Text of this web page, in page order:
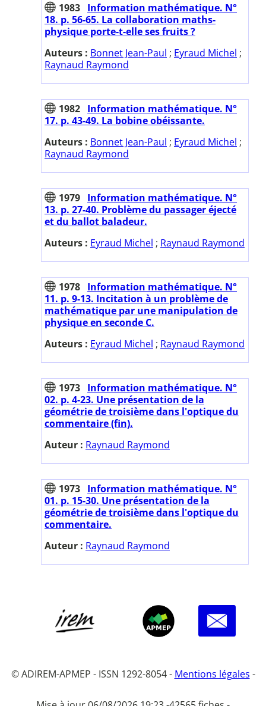
1983 Information mathématique. N°
18. p. 56-65. La collaboration maths-
physique porte-t-elle ses fruits ?
Auteurs : Bonnet Jean-Paul ; Eyraud Michel ;
Raynaud Raymond
1982 Information mathématique. N°
17. p. 43-49. La bobine obéissante.
Auteurs : Bonnet Jean-Paul ; Eyraud Michel ;
Raynaud Raymond
1979 Information mathématique. N°
13. p. 27-40. Problème du passager éjecté
et du ballot baladeur.
Auteurs : Eyraud Michel ; Raynaud Raymond
1978 Information mathématique. N°
11. p. 9-13. Incitation à un problème de
mathématique par une manipulation de
physique en seconde C.
Auteurs : Eyraud Michel ; Raynaud Raymond
1973 Information mathématique. N°
02. p. 4-23. Une présentation de la
géométrie de troisième dans l'optique du
commentaire (fin).
Auteur : Raynaud Raymond
1973 Information mathématique. N°
01. p. 15-30. Une présentation de la
géométrie de troisième dans l'optique du
commentaire.
Auteur : Raynaud Raymond
© ADIREM-APMEP - ISSN 1292-8054 - Mentions légales -